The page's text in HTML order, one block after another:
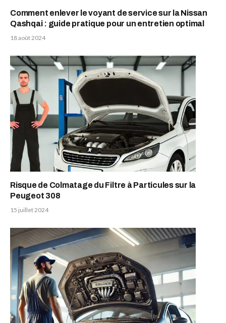
Comment enlever le voyant de service sur la Nissan
Qashqai : guide pratique pour un entretien optimal
18 août 2024
Risque de Colmatage du Filtre à Particules sur la
Peugeot 308
15 juillet 2024